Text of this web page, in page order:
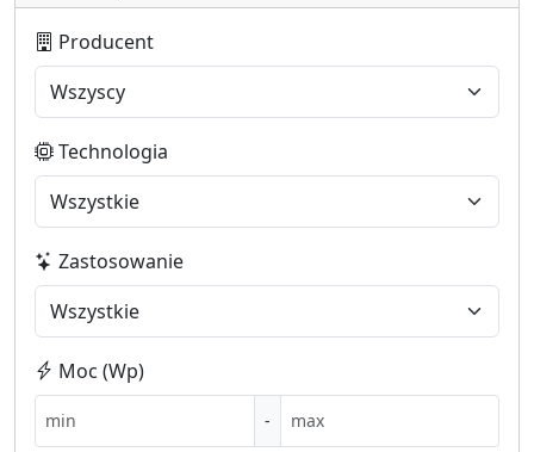
Producent
Technologia
Zastosowanie
Moc (Wp)
-